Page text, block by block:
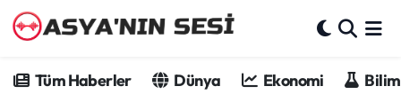
Tüm Haberler Dünya Ekonomi